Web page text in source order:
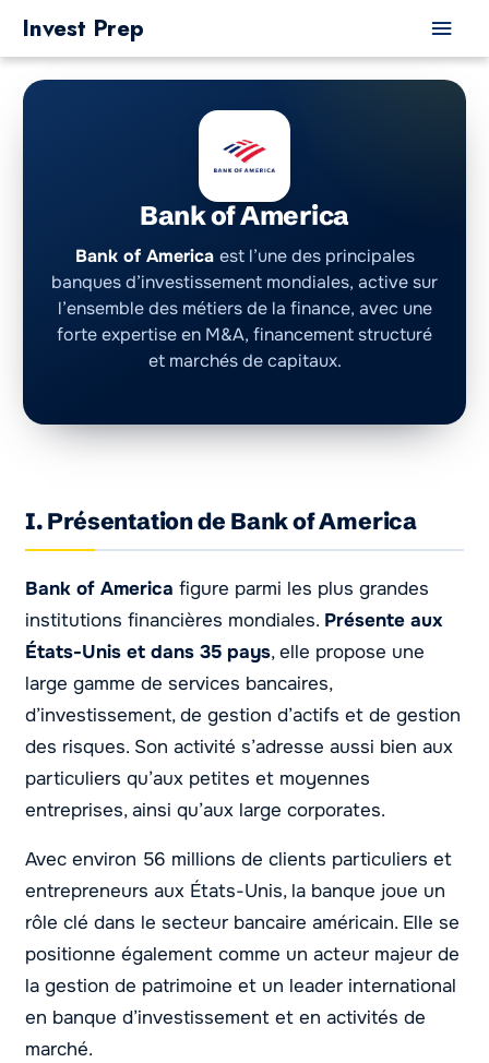
contenu
Invest Prep
Bank of America
Bank of America est l’une des principales
banques d’investissement mondiales, active sur
l’ensemble des métiers de la finance, avec une
forte expertise en M&A, financement structuré
et marchés de capitaux.
I. Présentation de Bank of America
Bank of America figure parmi les plus grandes
institutions financières mondiales. Présente aux
États-Unis et dans 35 pays, elle propose une
large gamme de services bancaires,
d’investissement, de gestion d’actifs et de gestion
des risques. Son activité s’adresse aussi bien aux
particuliers qu’aux petites et moyennes
entreprises, ainsi qu’aux large corporates.
Avec environ 56 millions de clients particuliers et
entrepreneurs aux États-Unis, la banque joue un
rôle clé dans le secteur bancaire américain. Elle se
positionne également comme un acteur majeur de
la gestion de patrimoine et un leader international
en banque d’investissement et en activités de
marché.